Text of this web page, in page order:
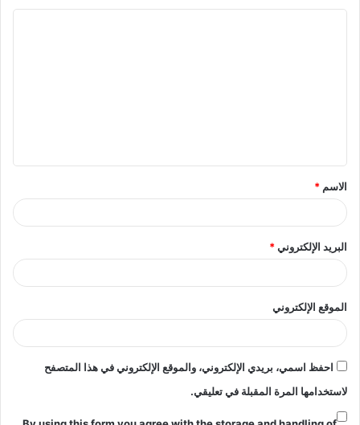
ق
*
الاسم *
البريد الإلكتروني*
الموقع الإلكتروني
احفظ اسمي، بريدي الإلكتروني، والموقع الإلكتروني في هذا المتصفح
لاستخدامها المرة المقبلة في تعليقي.